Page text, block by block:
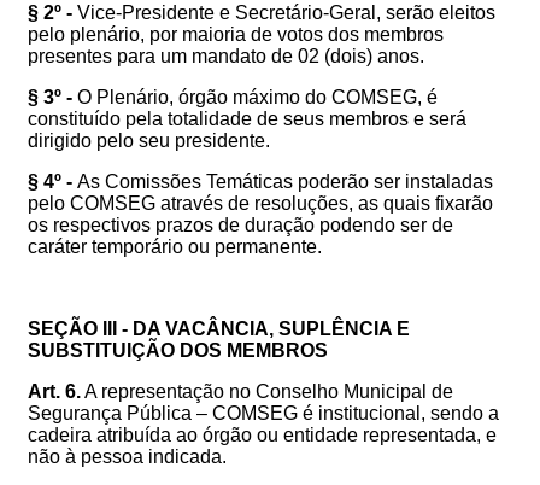
§ 2º - Vice-Presidente e Secretário-Geral, serão eleitos
pelo plenário, por maioria de votos dos membros
presentes para um mandato de 02 (dois) anos.
§ 3º - O Plenário, órgão máximo do COMSEG, é
constituído pela totalidade de seus membros e será
dirigido pelo seu presidente.
§ 4º - As Comissões Temáticas poderão ser instaladas
pelo COMSEG através de resoluções, as quais fixarão
os respectivos prazos de duração podendo ser de
caráter temporário ou permanente.
SEÇÃO III - DA VACÂNCIA, SUPLÊNCIA E
SUBSTITUIÇÃO DOS MEMBROS
Art. 6.A representação no Conselho Municipal de
Segurança Pública – COMSEG é institucional, sendo a
cadeira atribuída ao órgão ou entidade representada, e
não à pessoa indicada.